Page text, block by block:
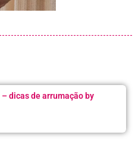
dicas de arrumação by